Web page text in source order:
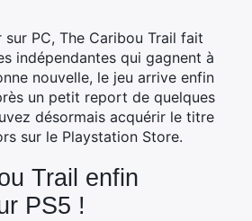
PC, The Caribou Trail fait
indépendantes qui gagnent à
nouvelle, le jeu arrive enfin
un petit report de quelques
désormais acquérir le titre
sur le Playstation Store.
Trail enfin
PS5 !